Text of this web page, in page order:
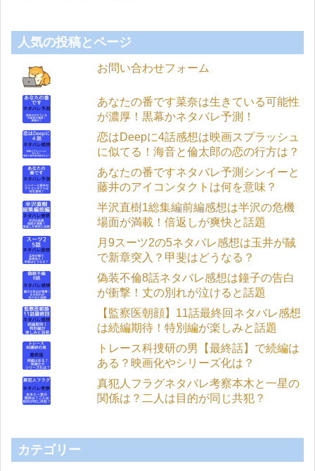
人気の投稿とページ
お問い合わせフォーム
あなたの番です菜奈は生きている可能性
が濃厚！黒幕かネタバレ予測！
恋はDeepに4話感想は映画スプラッシュ
に似てる！海音と倫太郎の恋の行方は？
あなたの番ですネタバレ予測シンイーと
藤井のアイコンタクトは何を意味？
半沢直樹1総集編前編感想は半沢の危機
場面が満載！倍返しが爽快と話題
月9スーツ2の5ネタバレ感想は玉井が馘
で新章突入？甲斐はどうなる？
偽装不倫8話ネタバレ感想は鐘子の告白
が衝撃！丈の別れが泣けると話題
【監察医朝顔】11話最終回ネタバレ感想
は続編期待！特別編が楽しみと話題
トレース科捜研の男【最終話】で続編は
ある？映画化やシリーズ化は？
真犯人フラグネタバレ考察本木と一星の
関係は？二人は目的が同じ共犯？
カテゴリー